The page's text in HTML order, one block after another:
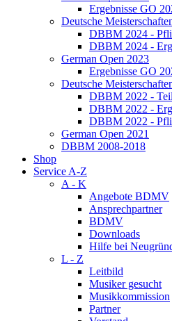
Ergebnisse GO
Deutsche
DBBM 2024 -
DBBM 2024 -
German Open 2023
Ergebnisse GO
Deutsche
DBBM 2022 -
DBBM 2022 -
DBBM 2022 -
German Open 2021
DBBM 2008-2018
Shop
Service A-Z
A - K
Angebote BDMV
Ansprechpartner
BDMV
Downloads
Hilfe bei
L - Z
Leitbild
Musiker gesucht
Musikkommission
Partner